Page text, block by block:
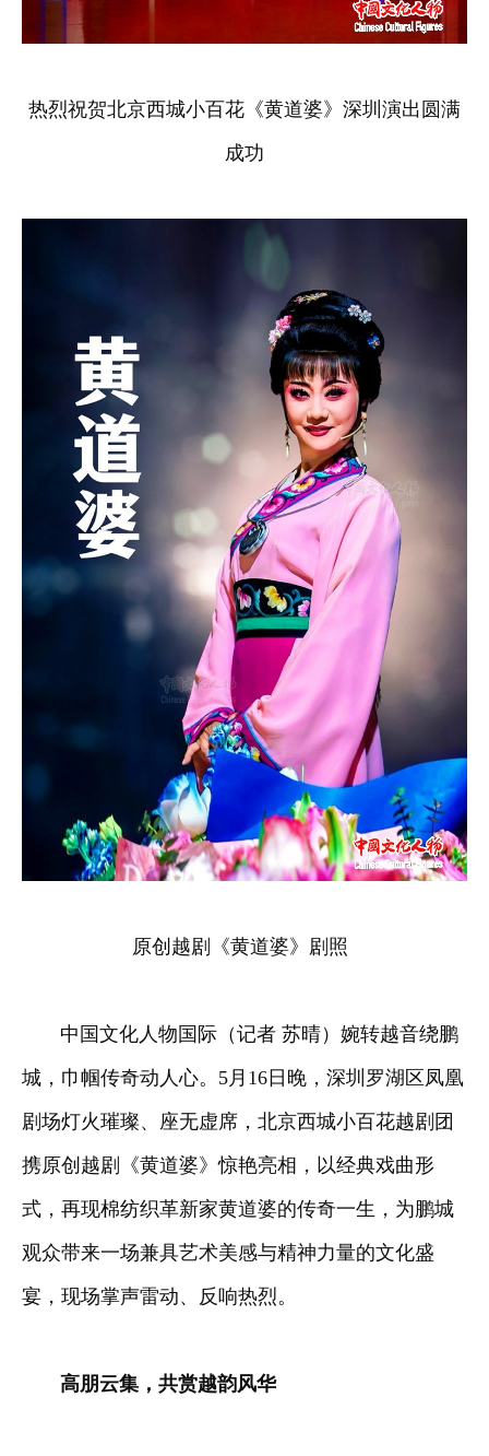
热烈祝贺北京西城小百花《黄道婆》深圳演出圆满
成功
原创越剧《黄道婆》剧照
中国文化人物国际（记者 苏晴）婉转越音绕鹏
城，巾帼传奇动人心。5月16日晚，深圳罗湖区凤凰
剧场灯火璀璨、座无虚席，北京西城小百花越剧团
携原创越剧《黄道婆》惊艳亮相，以经典戏曲形
式，再现棉纺织革新家黄道婆的传奇一生，为鹏城
观众带来一场兼具艺术美感与精神力量的文化盛
宴，现场掌声雷动、反响热烈。
高朋云集，共赏越韵风华